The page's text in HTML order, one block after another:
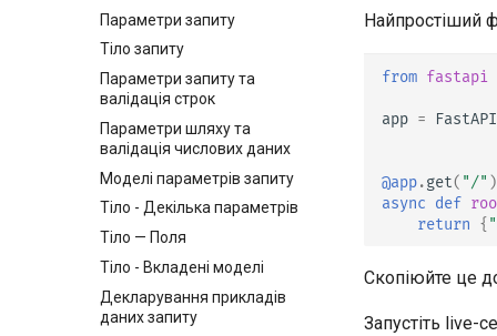
Параметри запиту
Тіло запиту
Параметри запиту та
валідація строк
Параметри шляху та
валідація числових даних
Моделі параметрів запиту
Тіло - Декілька параметрів
Тіло — Поля
Тіло - Вкладені моделі
Декларування прикладів
даних запиту
Найпростіший
from fastapi
app = FastAPI
@app.get( "/" )
async def
return {
Скопіюйте це
Запустіть live-